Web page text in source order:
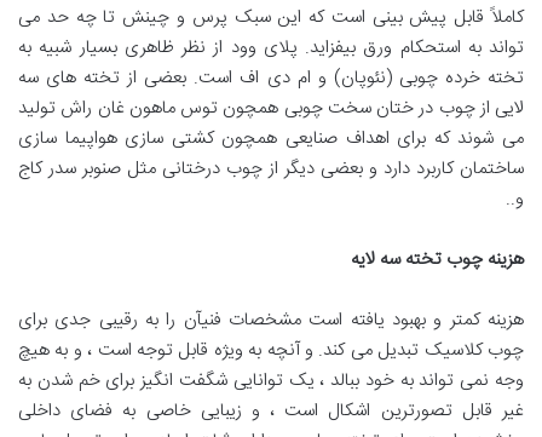
کاملاً قابل پیش بینی است که این سبک پرس و چینش تا چه حد می
تواند به استحکام ورق بیفزاید. پلای وود از نظر ظاهری بسیار شبیه به
تخته خرده چوبی (نئوپان) و ام دی اف است. بعضی از تخته های سه
لایی از چوب در ختان سخت چوبی همچون توس ماهون غان راش تولید
می شوند که برای اهداف صنایعی همچون کشتی سازی هواپیما سازی
ساختمان کاربرد دارد و بعضی دیگر از چوب درختانی مثل صنوبر سدر کاج
و..
هزینه چوب تخته سه لایه
هزینه کمتر و بهبود یافته است مشخصات فنیآن را به رقیبی جدی برای
چوب کلاسیک تبدیل می کند. و آنچه به ویژه قابل توجه است ، و به هیچ
وجه نمی تواند به خود ببالد ، یک توانایی شگفت انگیز برای خم شدن به
غیر قابل تصورترین اشکال است ، و زیبایی خاصی به فضای داخلی